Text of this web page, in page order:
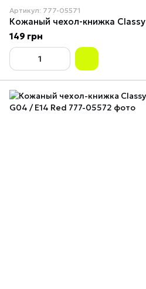
Артикул: 777-05571
149 грн